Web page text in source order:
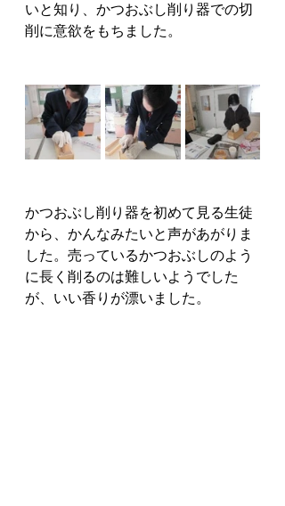
いと知り、かつおぶし削り器での切
削に意欲をもちました。
かつおぶし削り器を初めて見る生徒
から、かんなみたいと声があがりま
した。売っているかつおぶしのよう
に長く削るのは難しいようでした
が、いい香りが漂いました。